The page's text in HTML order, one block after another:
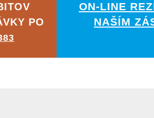
PO
ON-LINE
NAŠÍM